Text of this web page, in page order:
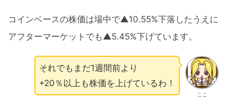
コインベースの株価は場中で▲10.55%下落したうえに
アフターマーケットでも▲5.45%下げています。
ここ
それでもまだ1週間前より
+20％以上も株価を上げているわ！